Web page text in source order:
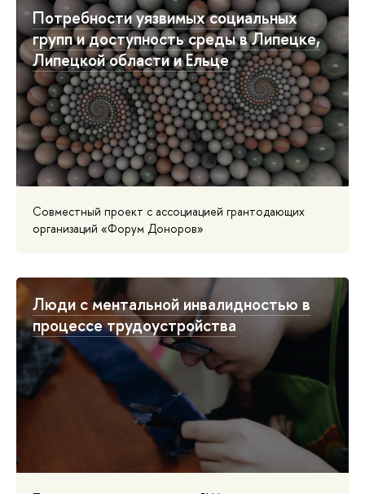
Потребности уязвимых социальных
групп и доступность среды в Липецке,
Липецкой области и Ельце
Совместный проект с ассоциацией грантодающих
организаций «Форум Доноров»
Люди с ментальной инвалидностью в
процессе трудоустройства